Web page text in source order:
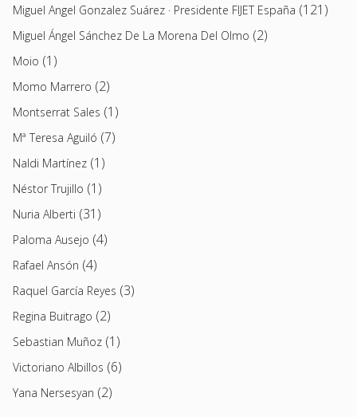
Miguel Angel Gonzalez Suárez · Presidente FIJET España (121)
Miguel Ángel Sánchez De La Morena Del Olmo (2)
Moio (1)
Momo Marrero (2)
Montserrat Sales (1)
Mª Teresa Aguiló (7)
Naldi Martínez (1)
Néstor Trujillo (1)
Nuria Alberti (31)
Paloma Ausejo (4)
Rafael Ansón (4)
Raquel García Reyes (3)
Regina Buitrago (2)
Sebastian Muñoz (1)
Victoriano Albillos (6)
Yana Nersesyan (2)